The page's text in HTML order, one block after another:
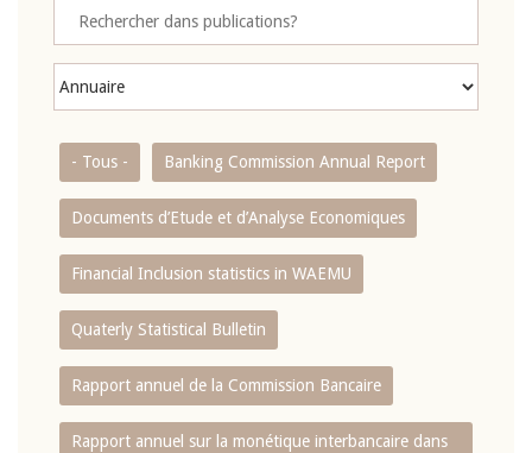
- Tous - Banking Commission Annual Report
Documents d’Etude et d’Analyse Economiques
Financial Inclusion statistics in WAEMU
Quaterly Statistical Bulletin
Rapport annuel de la Commission Bancaire
Rapport annuel sur la monétique interbancaire dans